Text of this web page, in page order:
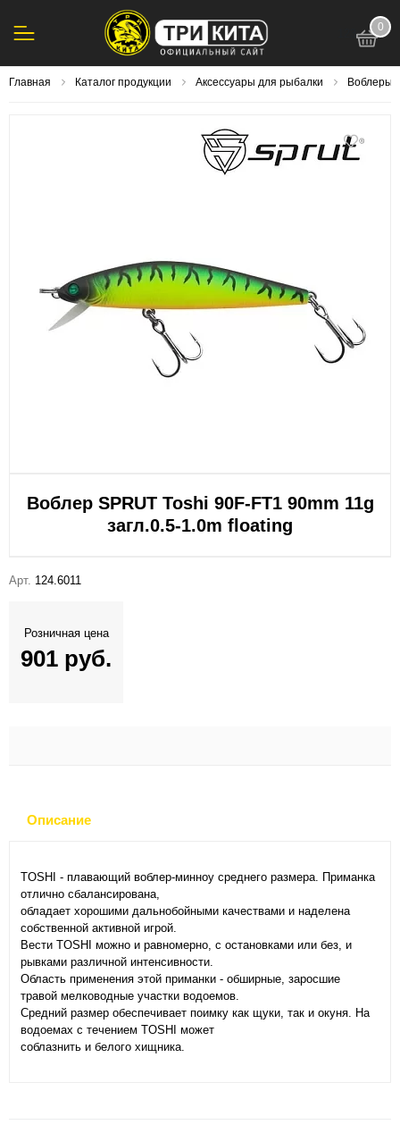
0
Главная Каталог продукции Аксессуары для рыбалки Воблеры
Воблер SPRUT Toshi 90F-FT1 90mm 11g
загл.0.5-1.0m floating
Арт. 124.6011
Розничная цена
901 руб.
Описание
TOSHI - плавающий воблер-минноу среднего размера. Приманка
отлично сбалансирована,
обладает хорошими дальнобойными качествами и наделена
собственной активной игрой.
Вести TOSHI можно и равномерно, с остановками или без, и
рывками различной интенсивности.
Область применения этой приманки - обширные, заросшие
травой мелководные участки водоемов.
Средний размер обеспечивает поимку как щуки, так и окуня. На
водоемах с течением TOSHI может
соблазнить и белого хищника.